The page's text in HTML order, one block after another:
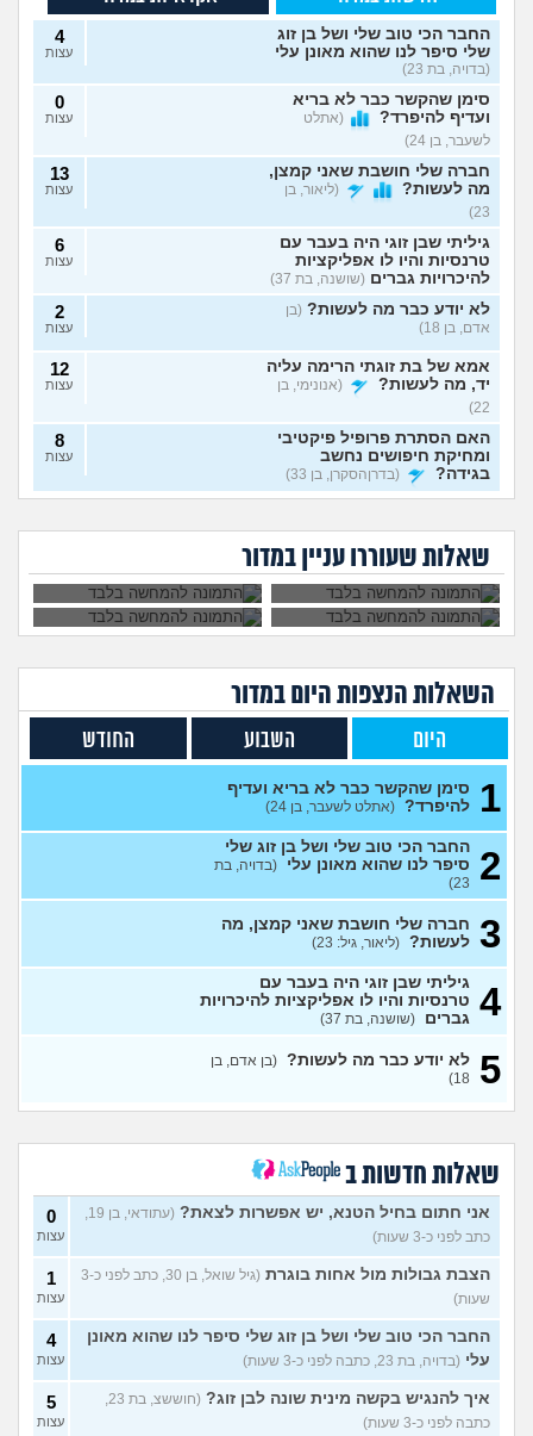
החבר הכי טוב שלי ושל בן זוג
שלי סיפר לנו שהוא מאונן עלי
(בדויה, בת 23)
4
עצות
סימן שהקשר כבר לא בריא
ועדיף להיפרד?
(אתלט
לשעבר, בן 24)
0
עצות
חברה שלי חושבת שאני קמצן,
מה לעשות?
(ליאור, בן
23)
13
עצות
גיליתי שבן זוגי היה בעבר עם
טרנסיות והיו לו אפליקציות
להיכרויות גברים (שושנה, בת 37)
6
עצות
לא יודע כבר מה לעשות? (בן
אדם, בן 18)
2
עצות
אמא של בת זוגתי הרימה עליה
יד, מה לעשות?
(אנונימי, בן
22)
12
עצות
האם הסתרת פרופיל פיקטיבי
ומחיקת חיפושים נחשב
בגידה?
(בדרןהסקרן, בן 33)
8
עצות
(אנושי, בן 27) עצות
מה אני עושה לא נכון שלא
מצליח לי במערכות יחסים?
(א׳, בת 26)
4
עצות
בת 28 ואף פעם לא הייתי
בדייט ראשון?
(רווקה, בת 28)
6
אקסית מתנהגת מוזר? (אנונימי,
בן 33)
3
בחיים לא הייתי בזוגיות ואני לא
יודע איך. איך נכנסים לזוגיות
בכלל?
(דור, בן 25)
7
לתת לה זמן ולהשאיר המצב
כמו שהוא? (Flo-T, בן 41)
1
לעשות קרחת ולשים פאה
מבואס שלא היה לי אומץ
להתחיל עם מישהי שהיא בול
הטעם שלי (אנונימי, בן 25)
עצות
בחורה אובססיבית מה לעשות?
(אלירן, בן 30) עצות
מתכננת חתונה ראשונה, יש
לכם עצות?
ותקין?
(לירון, בן 31) עצות
איך להתגבר על רצון לקשר
כשאתם רואים מישהי ברשתות
החברתיות שהכול אצלה סביב
הבילויים, זה מוריד לכם?
(לחם ושעשועים, בן 36)
13
כשרבתי עם בת הזוג שלי,
דחפתי אותה מתוך כעס. איך
להתמודד?
(אלכס, שם בדוי, בן
40)
13
עצות
איך להסביר לה שאני רוצה
20
שאלות שעוררו עניין במדור
אבא של בעלי מסתכל
מה לעשות?
האם להתגרש בשביל
ריגוש?
מה לעשות עם
העובדה שאשתי
הרימה עליי ידיים?
הוא התאהב בבחורה
השאלות הנצפות היוםבמדור
היום השבוע החודש
1
סימן שהקשר כבר לא בריא ועדיף
להיפרד? (אתלט לשעבר, בן 24)
2 החבר הכי טוב שלי ושל בן זוג שלי
סיפר לנו שהוא מאונן עלי (בדויה, בת
23)
3 חברה שלי חושבת שאני קמצן, מה
לעשות? (ליאור, גיל: 23)
4 גיליתי שבן זוגי היה בעבר עם
טרנסיות והיו לו אפליקציות להיכרויות
גברים (שושנה, בת 37)
5 לא יודע כבר מה לעשות? (בן אדם, בן
18)
שאלות חדשות ב
אני חתום בחיל הטנא, יש אפשרות לצאת?
(עתודאי, בן 19,
כתב לפני כ-3 שעות)
0
עצות
הצבת גבולות מול אחות בוגרת
(גיל שואל, בן 30, כתב לפני כ-3
שעות)
1
עצות
החבר הכי טוב שלי ושל בן זוג שלי סיפר לנו שהוא מאונן
עלי (בדויה, בת 23, כתבה לפני כ-3 שעות)
4
עצות
איך להנגיש בקשה מינית שונה לבן זוג?
(חוששצ, בת 23,
כתבה לפני כ-3 שעות)
5
עצות